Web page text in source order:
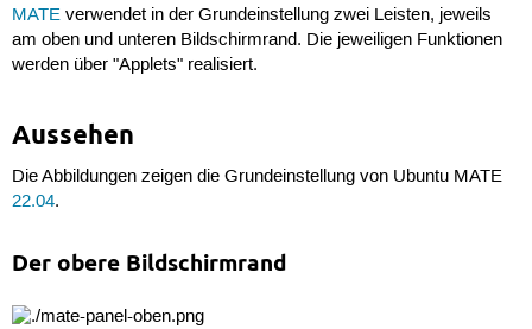
MATEverwendet in der Grundeinstellung zwei Leisten, jeweils
am oben und unteren Bildschirmrand. Die jeweiligen Funktionen
werden über "Applets" realisiert.
Aussehen
Die Abbildungen zeigen die Grundeinstellung von Ubuntu MATE
22.04.
Der obere Bildschirmrand